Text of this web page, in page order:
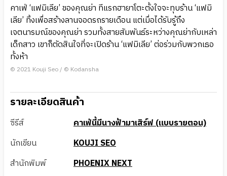
คาเฟ่ ‘แฟมิเลีย’ ของคุณย่า ทีแรกฮายาโตะตั้งใจจะทุบร้าน ‘แฟมิ
เลีย’ ทิ้งเพื่อสร้างลานจอดรถรายเดือน แต่เมื่อได้รับรู้ถึง
เจตนารมณ์ของคุณย่า รวมทั้งสายสัมพันธ์ระหว่างคุณย่ากับเหล่า
เด็กสาว เขาก็ตัดสินใจที่จะเปิดร้าน ‘แฟมิเลีย’ ต่อร่วมกับพวกเธอ
ทั้งห้า
© 2021 Kouji Seo / © Kodansha
รายละเอียดสินค้า
ซีรีส์
คาเฟ่นี้มีนางฟ้ามาเสิร์ฟ (แบบรายตอน)
นักเขียน
KOUJI SEO
สำนักพิมพ์
PHOENIX NEXT